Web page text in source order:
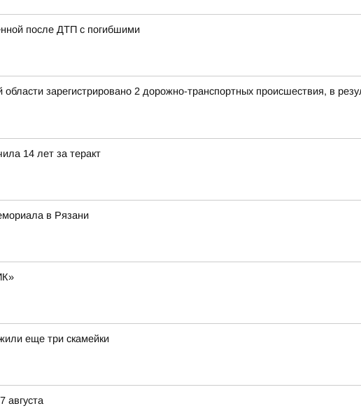
после ДТП с погибшими
зарегистрировано 2 дорожно-транспортных происшествия, в
14 лет за теракт
в Рязани
еще три скамейки
августа